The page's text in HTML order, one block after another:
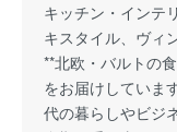
キッチン・インテ
キスタイル、ヴィ
**北欧・バルトの
をお届けしていま
代の暮らしやビジ